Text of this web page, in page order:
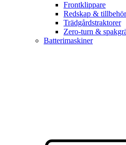
Frontklippare
Redskap &
Trädgårdstraktorer
Zero-turn &
Batterimaskiner